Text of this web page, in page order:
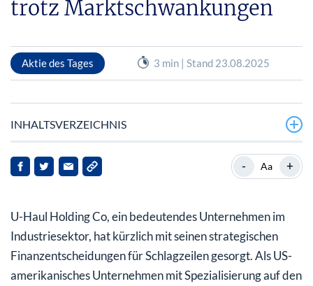
trotz Marktschwankungen
Aktie des Tages 3 min | Stand 23.08.2025
INHALTSVERZEICHNIS
Was bedeutet die jüngste Dividendenankündigung für
Anleger?
Jahren entwickelt?
Ist die Aktie von U-Haul überbewertet oder
unterbewertet?
- Aa +
U-Haul Holding Co, ein bedeutendes Unternehmen im
Industriesektor, hat kürzlich mit seinen strategischen
Finanzentscheidungen für Schlagzeilen gesorgt. Als US-
amerikanisches Unternehmen mit Spezialisierung auf den